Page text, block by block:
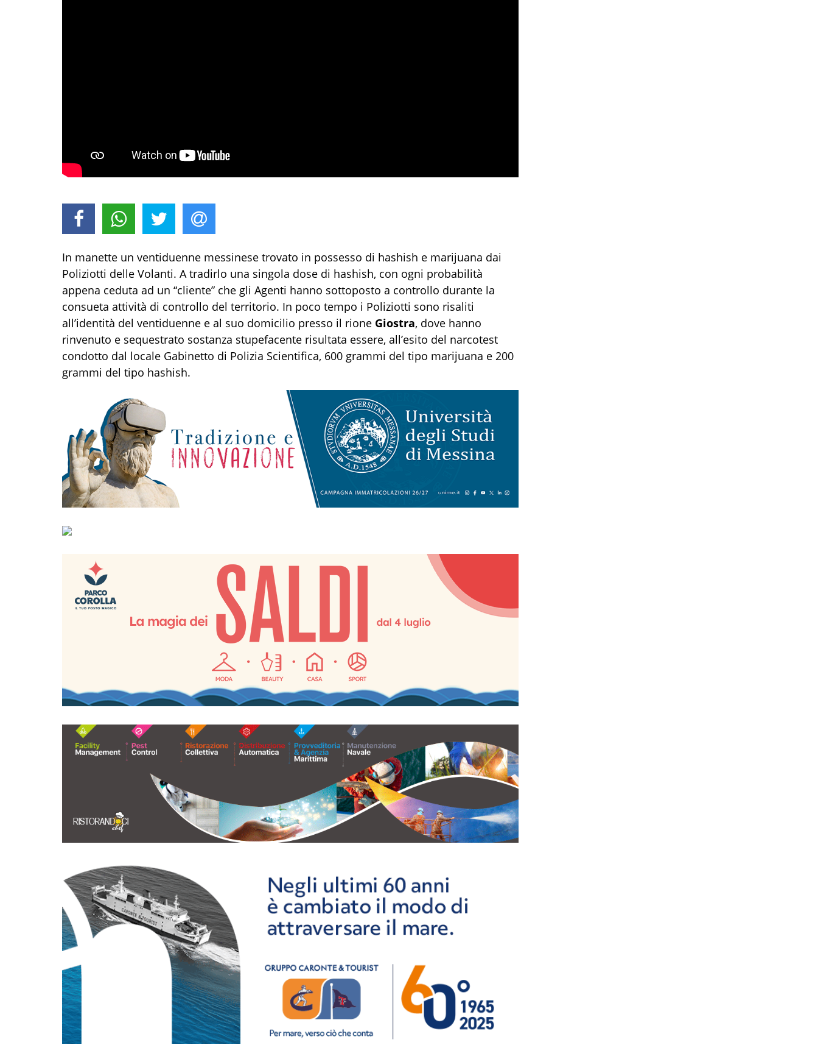
In manette un ventiduenne messinese trovato in possesso di hashish e marijuana dai
Poliziotti delle Volanti. A tradirlo una singola dose di hashish, con ogni probabilità
appena ceduta ad un “cliente” che gli Agenti hanno sottoposto a controllo durante la
consueta attività di controllo del territorio. In poco tempo i Poliziotti sono risaliti
all’identità del ventiduenne e al suo domicilio presso il rione Giostra, dove hanno
rinvenuto e sequestrato sostanza stupefacente risultata essere, all’esito del narcotest
condotto dal locale Gabinetto di Polizia Scientifica, 600 grammi del tipo marijuana e 200
grammi del tipo hashish.